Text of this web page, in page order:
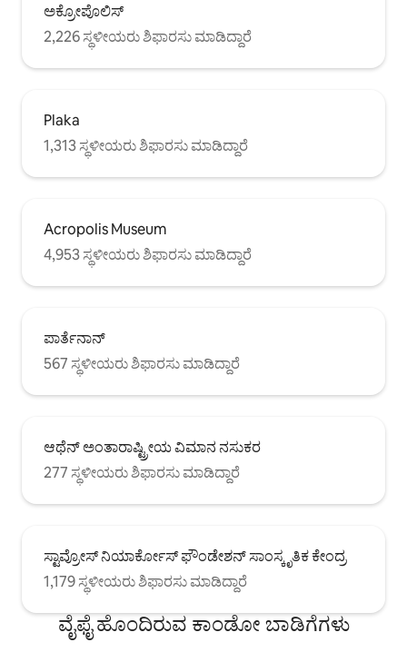
ಅಕ್ರೋಪೊಲಿಸ್
2,226 ಸ್ಥಳೀಯರು ಶಿಫಾರಸು ಮಾಡಿದ್ದಾರೆ
Plaka
1,313 ಸ್ಥಳೀಯರು ಶಿಫಾರಸು ಮಾಡಿದ್ದಾರೆ
Acropolis Museum
4,953 ಸ್ಥಳೀಯರು ಶಿಫಾರಸು ಮಾಡಿದ್ದಾರೆ
ಪಾರ್ತೆನಾನ್
567 ಸ್ಥಳೀಯರು ಶಿಫಾರಸು ಮಾಡಿದ್ದಾರೆ
ಆಥೆನ್ ಅಂತಾರಾಷ್ಟ್ರೀಯ ವಿಮಾನ ನಸುಕರ
277 ಸ್ಥಳೀಯರು ಶಿಫಾರಸು ಮಾಡಿದ್ದಾರೆ
ಸ್ಟಾವ್ರೋಸ್ ನಿಯಾರ್ಕೋಸ್ ಫೌಂಡೇಶನ್ ಸಾಂಸ್ಕೃತಿಕ ಕೇಂದ್ರ
1,179 ಸ್ಥಳೀಯರು ಶಿಫಾರಸು ಮಾಡಿದ್ದಾರೆ
ವೈಫೈ ಹೊಂದಿರುವ ಕಾಂಡೋ ಬಾಡಿಗೆಗಳು